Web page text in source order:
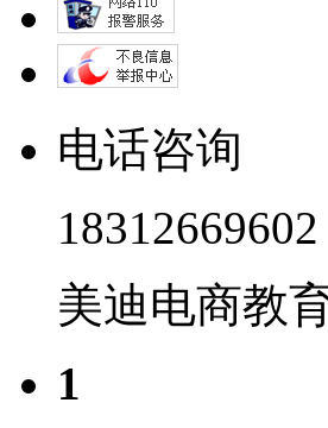
电话咨询
18312669602
美迪电商教
1